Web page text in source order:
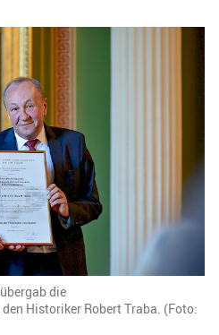
die
Historiker Robert Traba. (Foto: